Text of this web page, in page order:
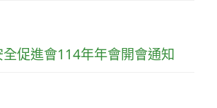
促進會114年年會開會通知